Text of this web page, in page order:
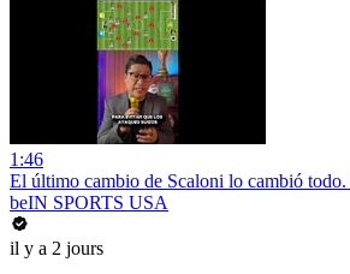
1:46
El último cambio de Scaloni lo cambió
beIN SPORTS USA
il y a 2 jours